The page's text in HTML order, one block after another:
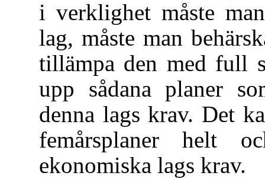
i verklighet måste
lag, måste man
tillämpa den med full
upp sådana planer
denna lags krav. Det
femårsplaner helt
ekonomiska lags krav.